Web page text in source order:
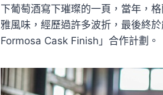
下葡萄酒寫下璀璨的一頁，當年，
雅風味，經歷過許多波折，最後終
Formosa Cask Finish」合作計劃。